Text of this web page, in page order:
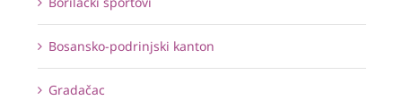
Bosansko-podrinjski kanton
Gradačac